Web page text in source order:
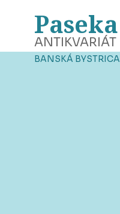
Paseka
ANTIKVARIÁT
BANSKÁ BYSTRICA